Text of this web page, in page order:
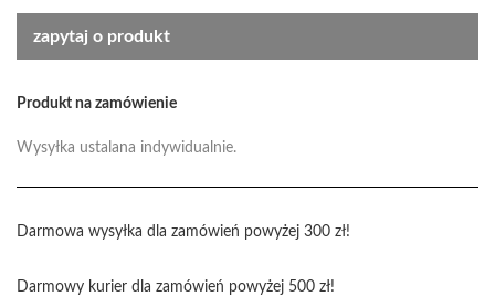
zapytaj o produkt
Produkt na zamówienie
Wysyłka ustalana indywidualnie.
Darmowa wysyłka dla zamówień powyżej 300 zł!
Darmowy kurier dla zamówień powyżej 500 zł!